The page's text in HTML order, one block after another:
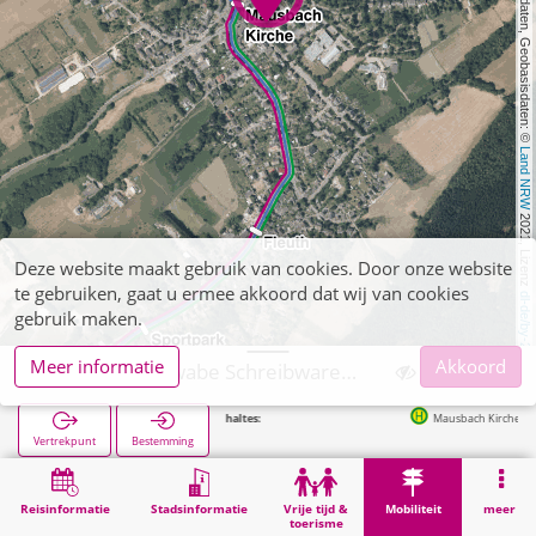
, Kartendaten, Geobasisdaten: ©
Land NRW
2021, Lizenz
dl-de/by-2-0
Reisinformatie Stadsinformatie
Vrije tijd &
toerisme
Mobiliteit meer
Vertrekpunt Bestemming
Volgende haltes: Mausbach Kirche in 85m
Mobiliteit Verkoop van tickets Stolberg, Schwabe Schreibwaren, Post
Deze website maakt gebruik van cookies. Door onze website
te gebruiken, gaat u ermee akkoord dat wij van cookies
gebruik maken.
Meer informatie
Akkoord